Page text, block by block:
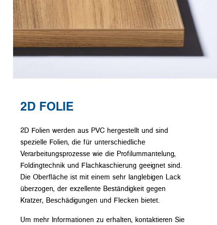
2D FOLIE
2D Folien werden aus PVC hergestellt und sind
spezielle Folien, die für unterschiedliche
Verarbeitungsprozesse wie die Profilummantelung,
Foldingtechnik und Flachkaschierung geeignet sind.
Die Oberfläche ist mit einem sehr langlebigen Lack
überzogen, der exzellente Beständigkeit gegen
Kratzer, Beschädigungen und Flecken bietet.
Um mehr Informationen zu erhalten, kontaktieren Sie